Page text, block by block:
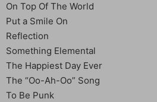
On Top Of The World
Put a Smile On
Reflection
Something Elemental
The Happiest Day Ever
The “Oo-Ah-Oo” Song
To Be Punk